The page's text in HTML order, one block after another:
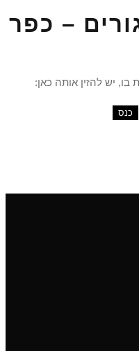
– כפר
יש להזין אותה כאן: